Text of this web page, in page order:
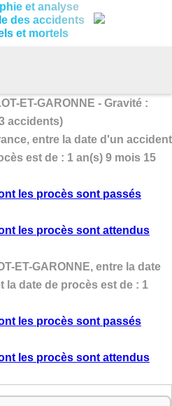
et analyse
des accidents
et mortels
ET-GARONNE - Gravité :
accidents)
entre la date d'un accident
est de : 1 an(s) 9 mois 15
ET-GARONNE, entre la date
la date de procès est de : 1